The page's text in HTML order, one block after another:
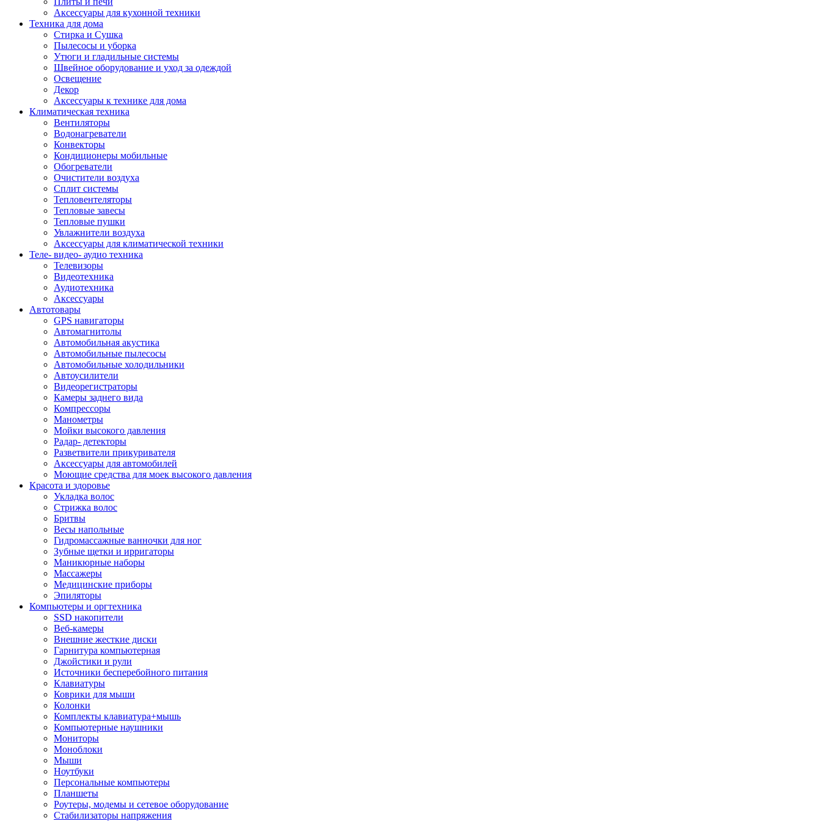
Аксессуары для кухонной техники
Техника для дома
Стирка и Сушка
Пылесосы и уборка
Утюги и гладильные системы
Швейное оборудование и уход за одеждой
Освещение
Декор
Аксессуары к технике для дома
Климатическая техника
Вентиляторы
Водонагреватели
Конвекторы
Кондиционеры мобильные
Обогреватели
Очистители воздуха
Сплит системы
Тепловентеляторы
Тепловые завесы
Тепловые пушки
Увлажнители воздуха
Аксессуары для климатической техники
Теле- видео- аудио техника
Телевизоры
Видеотехника
Аудиотехника
Аксессуары
Автотовары
GPS навигаторы
Автомагнитолы
Автомобильная акустика
Автомобильные пылесосы
Автомобильные холодильники
Автоусилители
Видеорегистраторы
Камеры заднего вида
Компрессоры
Манометры
Мойки высокого давления
Радар- детекторы
Разветвители прикуривателя
Аксессуары для автомобилей
Моющие средства для моек высокого давления
Красота и здоровье
Укладка волос
Стрижка волос
Бритвы
Весы напольные
Гидромассажные ванночки для ног
Зубные щетки и ирригаторы
Маникюрные наборы
Массажеры
Медицинские приборы
Эпиляторы
Компьютеры и оргтехника
SSD накопители
Веб-камеры
Внешние жесткие диски
Гарнитура компьютерная
Джойстики и рули
Источники бесперебойного питания
Клавиатуры
Коврики для мыши
Колонки
Комплекты клавиатура+мышь
Компьютерные наушники
Мониторы
Моноблоки
Мыши
Ноутбуки
Персональные компьютеры
Планшеты
Роутеры, модемы и сетевое оборудование
Стабилизаторы напряжения